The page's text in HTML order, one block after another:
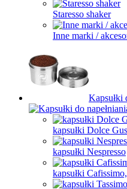
Staresso shaker
Inne marki /
Kapsułki
kapsułki Dolce
kapsułki Nespresso
kapsułki